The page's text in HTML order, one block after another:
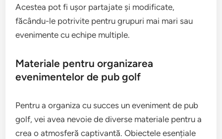
Acestea pot fi ușor partajate și modificate,
făcându-le potrivite pentru grupuri mai mari sau
evenimente cu echipe multiple.
Materiale pentru organizarea
evenimentelor de pub golf
Pentru a organiza cu succes un eveniment de pub
golf, vei avea nevoie de diverse materiale pentru a
crea o atmosferă captivantă. Obiectele esențiale